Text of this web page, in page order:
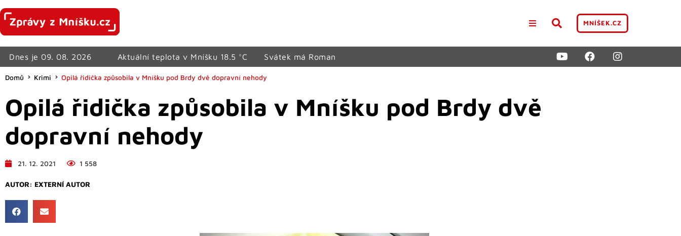
MNÍŠEK.CZ
Dnes je 09. 08. 2026 Aktuální teplota v Mníšku 18.5 °C Svátek má Roman
Domů Krimi Opilá řidička způsobila v Mníšku pod Brdy dvě dopravní nehody
Opilá řidička způsobila v Mníšku pod Brdy dvě
dopravní nehody
21. 12. 2021 1 558
AUTOR: EXTERNÍ AUTOR